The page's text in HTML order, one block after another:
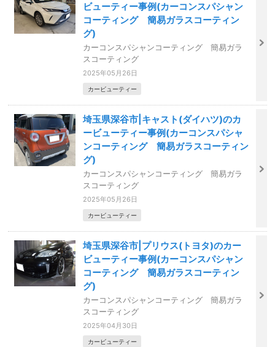
ビューティー事例(カーコンスパシャン
コーティング 簡易ガラスコーティン
グ)
カーコンスパシャンコーティング 簡易ガラ
スコーティング
2025年05月26日
カービューティー
埼玉県深谷市|キャスト(ダイハツ)のカ
ービューティー事例(カーコンスパシャ
ンコーティング 簡易ガラスコーティン
グ)
カーコンスパシャンコーティング 簡易ガラ
スコーティング
2025年05月26日
カービューティー
埼玉県深谷市|プリウス(トヨタ)のカー
ビューティー事例(カーコンスパシャン
コーティング 簡易ガラスコーティン
グ)
カーコンスパシャンコーティング 簡易ガラ
スコーティング
2025年04月30日
カービューティー